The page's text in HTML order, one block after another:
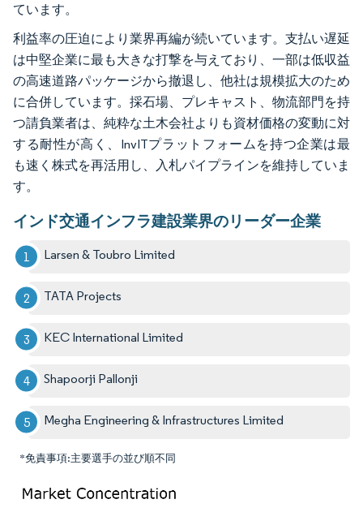
ています。
利益率の圧迫により業界再編が続いています。支払い遅延
は中堅企業に最も大きな打撃を与えており、一部は低収益
の高速道路パッケージから撤退し、他社は規模拡大のため
に合併しています。採石場、プレキャスト、物流部門を持
つ請負業者は、純粋な土木会社よりも資材価格の変動に対
する耐性が高く、InvITプラットフォームを持つ企業は最
も速く株式を再活用し、入札パイプラインを維持していま
す。
インド交通インフラ建設業界のリーダー企業
Larsen & Toubro Limited
TATA Projects
KEC International Limited
Shapoorji Pallonji
Megha Engineering & Infrastructures Limited
*免責事項:主要選手の並び順不同